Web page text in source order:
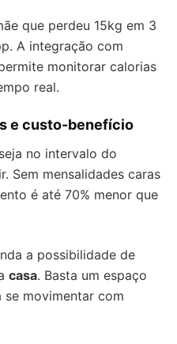
que perdeu 15kg em 3
A integração com
monitorar calorias
real.
e custo-benefício
no intervalo do
Sem mensalidades caras
é até 70% menor que
a possibilidade de
casa. Basta um espaço
se movimentar com